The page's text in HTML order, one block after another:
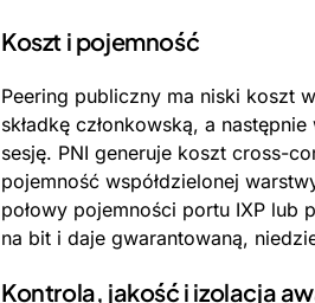
Koszt i pojemność
Peering publiczny ma niski koszt
składkę członkowską, a
sesję. PNI generuje koszt cross-
pojemność współdzielonej
połowy pojemności portu IXP
na bit i daje gwarantowaną,
Kontrola, jakość i izolacja